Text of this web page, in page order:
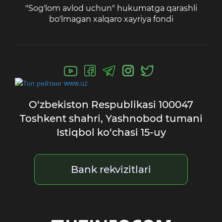
"Sog'lom avlod uchun" hukumatga qarashli
bo'lmagan xalqaro xayriya fondi
O‘zbekiston Respublikasi 100047
Toshkent shahri, Yashnobod tumani
Istiqbol ko‘chasi 15-uy
Bank rekvizitlari